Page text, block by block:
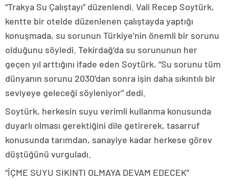
“Trakya Su Çalıştayı” düzenlendi. Vali Recep Soytürk,
kentte bir otelde düzenlenen çalıştayda yaptığı
konuşmada, su sorunun Türkiye’nin önemli bir sorunu
olduğunu söyledi. Tekirdağ’da su sorununun her
geçen yıl arttığını ifade eden Soytürk, “Su sorunu tüm
dünyanın sorunu 2030’dan sonra işin daha sıkıntılı bir
seviyeye geleceği söyleniyor” dedi.
Soytürk, herkesin suyu verimli kullanma konusunda
duyarlı olması gerektiğini dile getirerek, tasarruf
konusunda tarımdan, sanayiye kadar herkese görev
düştüğünü vurguladı.
“İÇME SUYU SIKINTI OLMAYA DEVAM EDECEK”